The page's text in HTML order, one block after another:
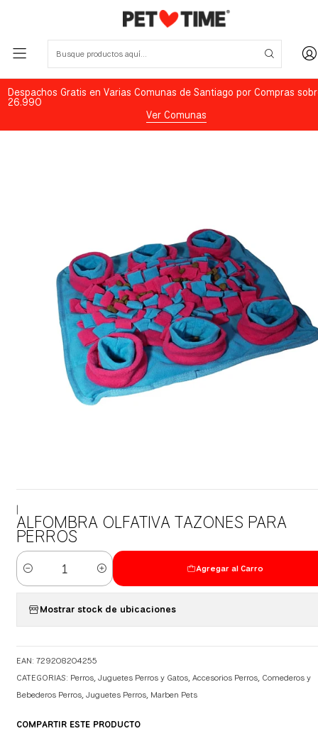
Despachos Gratis en Varias Comunas de Santiago por Compras
26.990
Ver Comunas
ALFOMBRA OLFATIVA TAZONES PARA
PERROS
Cantidad
Agregar al Carro
Mostrar stock de ubicaciones
EAN: 729208204255
CATEGORIAS: Perros,Juguetes Perros y Gatos,Accesorios Perros, Comederos y
Bebederos Perros,Juguetes Perros, Marben Pets
COMPARTIR ESTE PRODUCTO